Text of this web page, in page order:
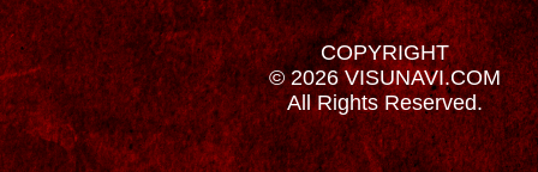
COPYRIGHT
© 2026 VISUNAVI.COM
All Rights Reserved.